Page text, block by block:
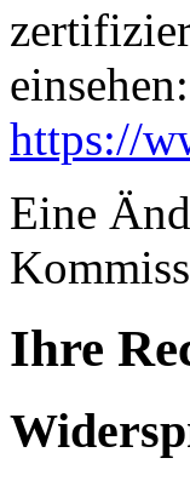
einsehen:
https://
Eine
Ihre